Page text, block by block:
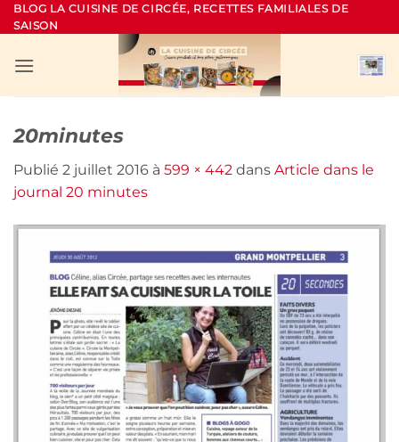
Passer
au
BLOG LA CUISINE DE CIRCÉE, RECETTES FAMILIALES DE
SAISON
20minutes
Publié 2 juillet 2016 à 599 × 442 dans Article dans le
journal 20 minutes